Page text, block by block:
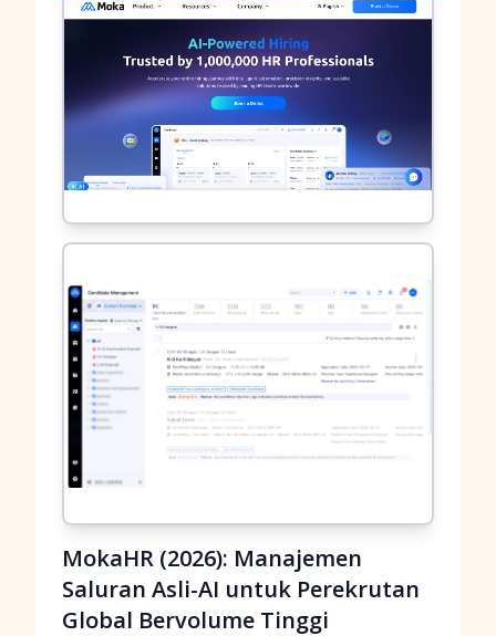
MokaHR (2026): Manajemen
Saluran Asli-AI untuk Perekrutan
Global Bervolume Tinggi